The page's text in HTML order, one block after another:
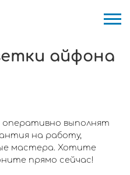
айфона
оперативно выполнят
на работу,
мастера. Хотите
прямо сейчас!